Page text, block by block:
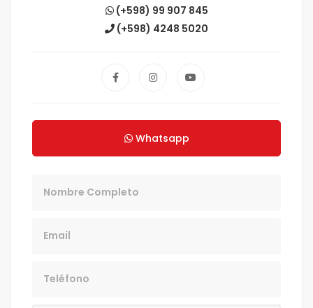
(+598) 99 907 845
(+598) 4248 5020
Whatsapp